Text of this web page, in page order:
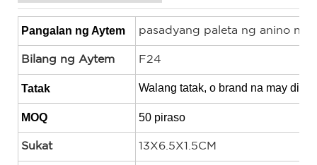
Pangalan ng Aytem pasadyang paleta ng anino ng
Bilang ng Aytem F24
Tatak Walang tatak, o brand na may
MOQ 50 piraso
Sukat 13X6.5X1.5CM